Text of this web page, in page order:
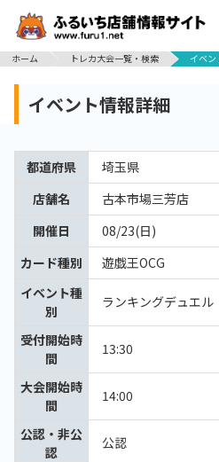
ホーム
トレカ大会一覧・検索 イベ
イベント情報詳細
都道府県
埼玉県
店舗名
古本市場三芳店
開催日
08/23(日)
カード種別
遊戯王OCG
イベント種
別
ランキングデュエル
受付開始時
間
13:30
大会開始時
間
14:00
公認・非公
認
公認